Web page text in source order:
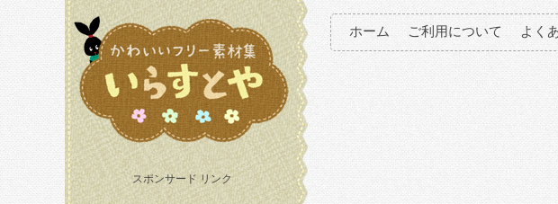
スポンサード リンク
ホーム ご利用について よく